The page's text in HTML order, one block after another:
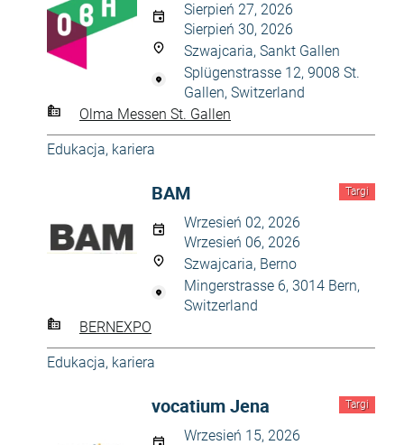
Sierpień 27, 2026
Sierpień 30, 2026
Szwajcaria, Sankt Gallen
Splügenstrasse 12, 9008 St.
Gallen, Switzerland
Olma Messen St. Gallen
Edukacja, kariera
Targi
BAM
Wrzesień 02, 2026
Wrzesień 06, 2026
Szwajcaria, Berno
Mingerstrasse 6, 3014 Bern,
Switzerland
BERNEXPO
Edukacja, kariera
Targi
vocatium Jena
Wrzesień 15, 2026